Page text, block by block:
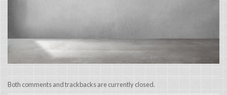
Both comments and trackbacks are currently closed.